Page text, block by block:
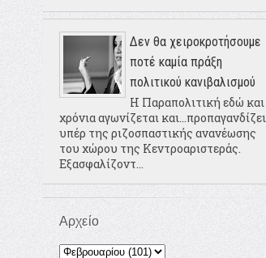
Δεν θα χειροκροτήσουμε
ποτέ καμία πράξη
πολιτικού κανιβαλισμού
Η Παραπολιτική εδώ και
χρόνια αγωνίζεται και...προπαγανδίζει
υπέρ της ριζοσπαστικής ανανέωσης
του χώρου της Κεντροαριστεράς.
Εξασφαλίζοντ...
Αρχείο